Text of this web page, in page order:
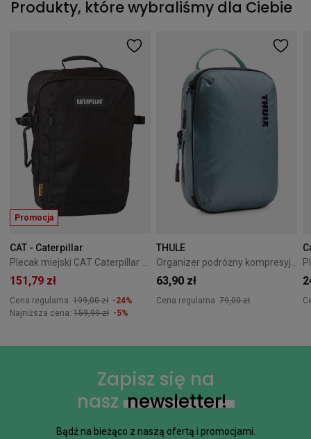
Produkty, które wybraliśmy dla Ciebie
Promocja
CAT - Caterpillar
151,79 zł
Cena regularna: 199,00 zł -24%
Najniższa cena: 159,99 zł -5%
THULE
63,90 zł
Cena regularna: 79,00 zł
Zapisz się na
nasz newsletter!
Bądź na bieżąco z naszą ofertą i promocjami.